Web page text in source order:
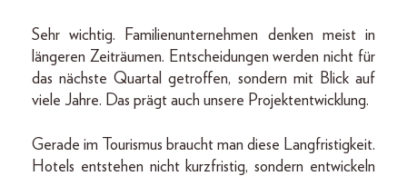
Sehr wichtig. Familienunternehmen denken meist in
längeren Zeiträumen. Entscheidungen werden nicht für
das nächste Quartal getroffen, sondern mit Blick auf
viele Jahre. Das prägt auch unsere Projektentwicklung.
Gerade im Tourismus braucht man diese Langfristigkeit.
Hotels entstehen nicht kurzfristig, sondern entwickeln